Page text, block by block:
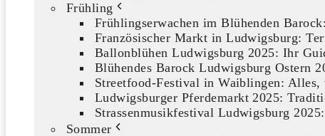
Frühling
Frühlingserwachen im Blühenden
Französischer Markt in Ludwigsburg:
Ballonblühen Ludwigsburg 2025: Ihr
Blühendes Barock Ludwigsburg Ostern
Streetfood-Festival in Waiblingen:
Ludwigsburger Pferdemarkt 2025:
Strassenmusikfestival Ludwigsburg
Sommer